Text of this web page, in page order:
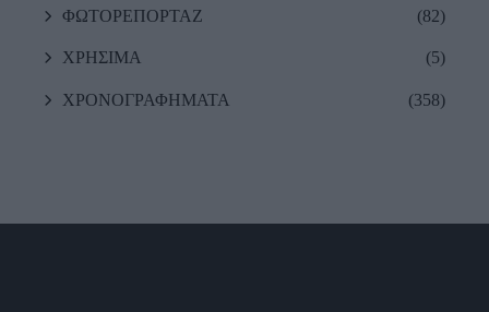
ΦΩΤΟΡΕΠΟΡΤΑΖ (82)
ΧΡΗΣΙΜΑ (5)
ΧΡΟΝΟΓΡΑΦΗΜΑΤΑ (358)